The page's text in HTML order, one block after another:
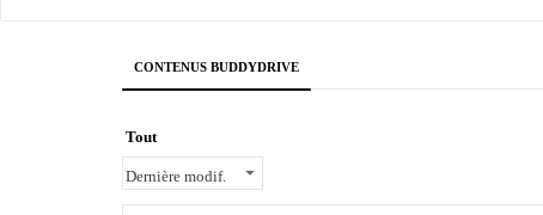
CONTENUS BUDDYDRIVE
Tout